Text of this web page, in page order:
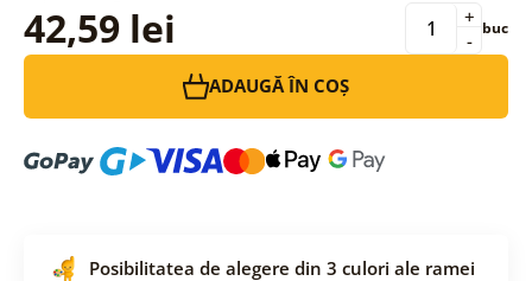
42,59 lei -
+ buc
ADAUGĂ ÎN COȘ
Posibilitatea de alegere din 3 culori ale ramei